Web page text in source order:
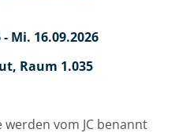
- Mi. 16.09.2026
Raum 1.035
vom JC benannt